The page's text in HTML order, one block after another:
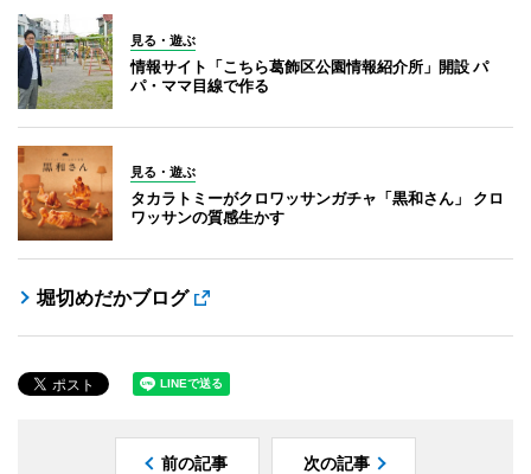
見る・遊ぶ
情報サイト「こちら葛飾区公園情報紹介所」開設 パ
パ・ママ目線で作る
見る・遊ぶ
タカラトミーがクロワッサンガチャ「黒和さん」 クロ
ワッサンの質感生かす
堀切めだかブログ
前の記事 次の記事